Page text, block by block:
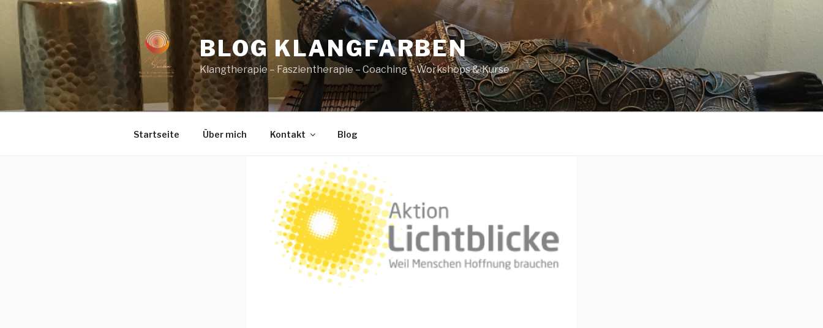
springen
BLOG KLANGFARBEN
Klangtherapie – Faszientherapie – Coaching – Workshops & Kurse
Startseite Über mich Kontakt Blog